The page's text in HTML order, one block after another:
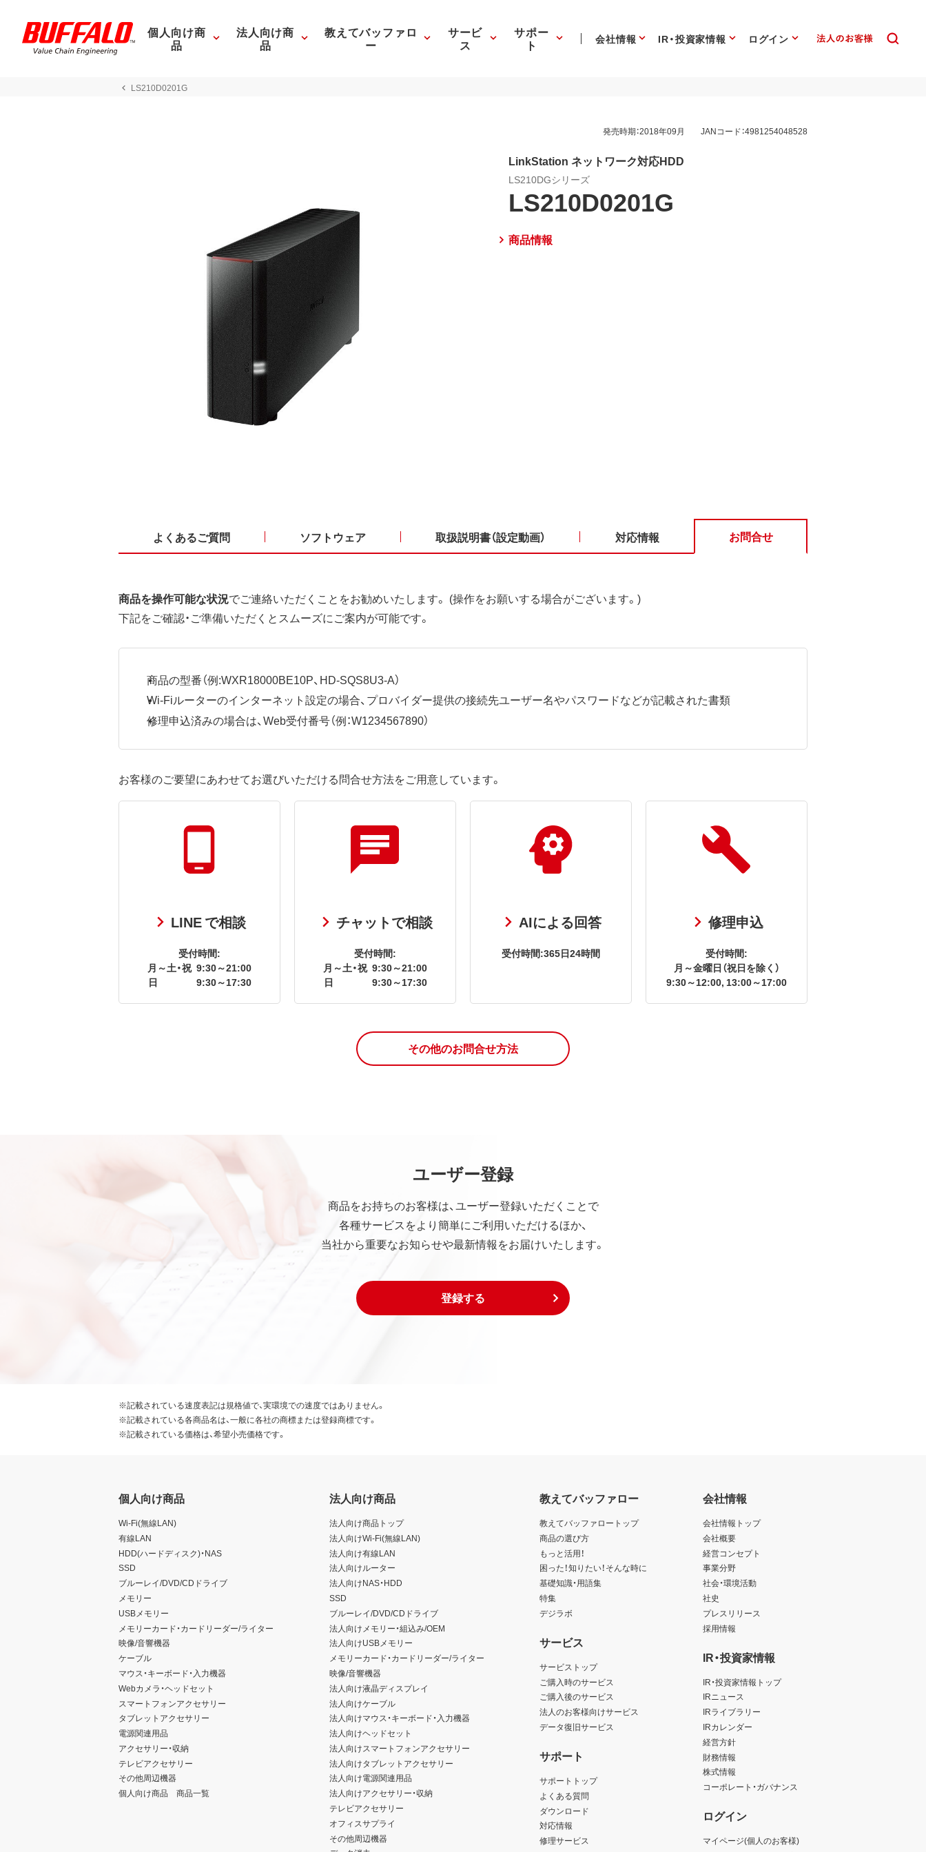
個人向け商
品
法人向け商
品
教えてバッファロ
ー
サービ
ス
サポー
ト 会社情報 IR・投資家情報 ログイン
LS210D0201G
発売時期：2018年09月 JANコード：4981254048528
LinkStation ネットワーク対応HDD
LS210DGシリーズ
LS210D0201G
商品情報
よくあるご質問 ソフトウェア 取扱説明書（設定動画） 対応情報 お問合せ
商品を操作可能な状況でご連絡いただくことをお勧めいたします。 (操作をお願いする場合がございます。)
下記をご確認・ご準備いただくとスムーズにご案内が可能です。
商品の型番（例:WXR18000BE10P、HD-SQS8U3-A）
Wi-Fiルーターのインターネット設定の場合、プロバイダー提供の接続先ユーザー名やパスワードなどが記載された書類
修理申込済みの場合は、Web受付番号（例：W1234567890）
お客様のご要望にあわせてお選びいただける問合せ方法をご用意しています。
LINE で相談
受付時間:
月～土・祝 9:30～21:00
日
9:30～17:30
チャットで相談
受付時間:
月～土・祝 9:30～21:00
日
9:30～17:30
AIによる回答
受付時間:365日24時間
修理申込
受付時間:
月～金曜日（祝日を除く）
9:30～12:00, 13:00～17:00
その他のお問合せ方法
ユーザー登録
商品をお持ちのお客様は、ユーザー登録いただくことで
各種サービスをより簡単にご利用いただけるほか、
当社から重要なお知らせや最新情報をお届けいたします。
登録する
※記載されている速度表記は規格値で、実環境での速度ではありません。
※記載されている各商品名は、一般に各社の商標または登録商標です。
※記載されている価格は、希望小売価格です。
個人向け商品
Wi-Fi(無線LAN)
有線LAN
HDD(ハードディスク)・NAS
SSD
ブルーレイ/DVD/CDドライブ
メモリー
USBメモリー
メモリーカード・カードリーダー/ライター
映像/音響機器
ケーブル
マウス・キーボード・入力機器
Webカメラ・ヘッドセット
スマートフォンアクセサリー
タブレットアクセサリー
電源関連用品
アクセサリー・収納
テレビアクセサリー
その他周辺機器
個人向け商品 商品一覧
法人向け商品
法人向け商品トップ
法人向けWi-Fi(無線LAN)
法人向け有線LAN
法人向けルーター
法人向けNAS・HDD
SSD
ブルーレイ/DVD/CDドライブ
法人向けメモリー・組込み/OEM
法人向けUSBメモリー
メモリーカード・カードリーダー/ライター
映像/音響機器
法人向け液晶ディスプレイ
法人向けケーブル
法人向けマウス・キーボード・入力機器
法人向けヘッドセット
法人向けスマートフォンアクセサリー
法人向けタブレットアクセサリー
法人向け電源関連用品
法人向けアクセサリー・収納
テレビアクセサリー
オフィスサプライ
その他周辺機器
教えてバッファロー
教えてバッファロートップ
商品の選び方
もっと活用！
困った！知りたい！そんな時に
基礎知識・用語集
特集
デジラボ
サービス
サービストップ
ご購入時のサービス
ご購入後のサービス
法人のお客様向けサービス
データ復旧サービス
サポート
サポートトップ
よくある質問
ダウンロード
対応情報
修理サービス
会社情報
会社情報トップ
会社概要
経営コンセプト
事業分野
社会・環境活動
社史
プレスリリース
採用情報
IR・投資家情報
IR・投資家情報トップ
IRニュース
IRライブラリー
IRカレンダー
経営方針
財務情報
株式情報
コーポレート・ガバナンス
ログイン
マイページ(個人のお客様)